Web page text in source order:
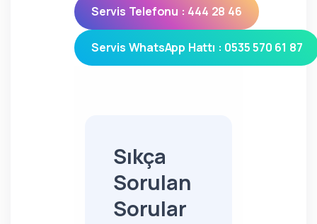
Servis Telefonu : 444 28 46
Servis WhatsApp Hattı : 0535 570 61 87
Sıkça
Sorulan
Sorular